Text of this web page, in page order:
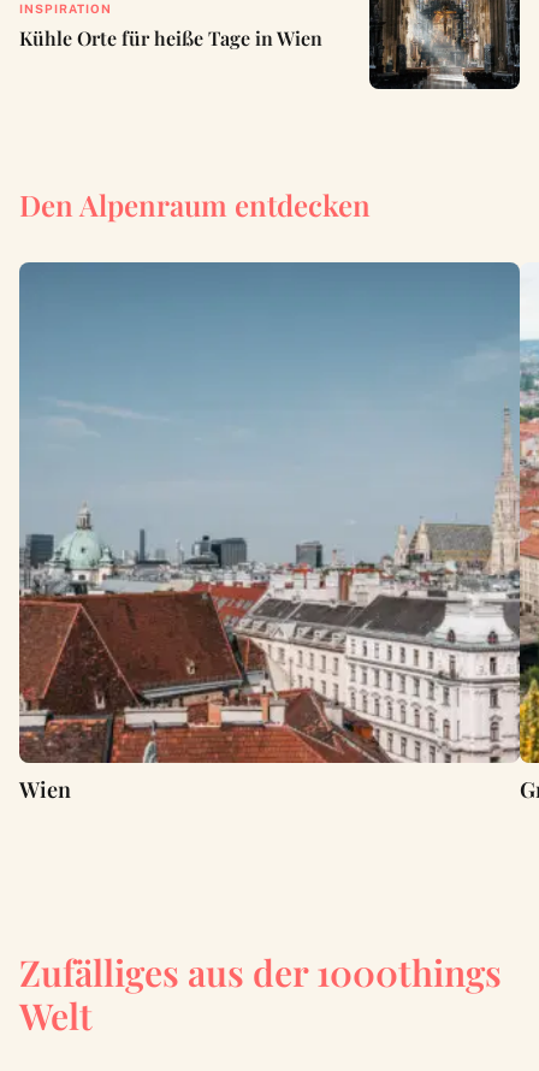
INSPIRATION
Kühle Orte für heiße Tage in Wien
Den Alpenraum entdecken
Wien
Zufälliges aus der 1000things
Welt